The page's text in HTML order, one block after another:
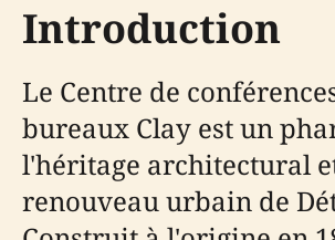
Introduction
Le Centre de
bureaux Clay est un
l'héritage architectural
renouveau urbain de